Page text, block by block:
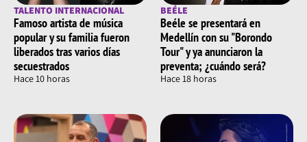
TALENTO INTERNACIONAL
Famoso artista de música
popular y su familia fueron
liberados tras varios días
secuestrados
Hace 10 horas
BEÉLE
Beéle se presentará en
Medellín con su "Borondo
Tour" y ya anunciaron la
preventa; ¿cuándo será?
Hace 18 horas